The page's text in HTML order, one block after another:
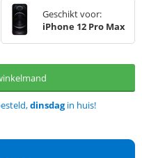
Geschikt voor:
iPhone 12 Pro Max
dinsdagin huis!